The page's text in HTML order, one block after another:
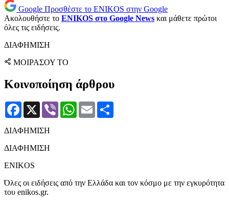
Google Προσθέστε το ENIKOS στην Google
Ακολουθήστε το ENIKOS στο Google News και μάθετε πρώτοι
όλες τις ειδήσεις.
ΔΙΑΦΗΜΙΣΗ
ΜΟΙΡΑΣΟΥ ΤΟ
Κοινοποίηση άρθρου
Facebook
X Viber WhatsApp
Email
ΔΙΑΦΗΜΙΣΗ
ΔΙΑΦΗΜΙΣΗ
ENIKOS
Όλες οι ειδήσεις από την Ελλάδα και τον κόσμο με την εγκυρότητα
του enikos.gr.